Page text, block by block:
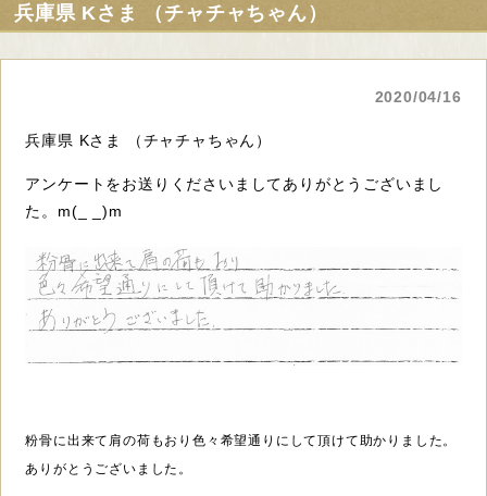
兵庫県 Kさま （チャチャちゃん）
2020/04/16
兵庫県 Kさま （チャチャちゃん）
アンケートをお送りくださいましてありがとうございまし
た。m(_ _)m
粉骨に出来て肩の荷もおり色々希望通りにして頂けて助かりました。
ありがとうございました。